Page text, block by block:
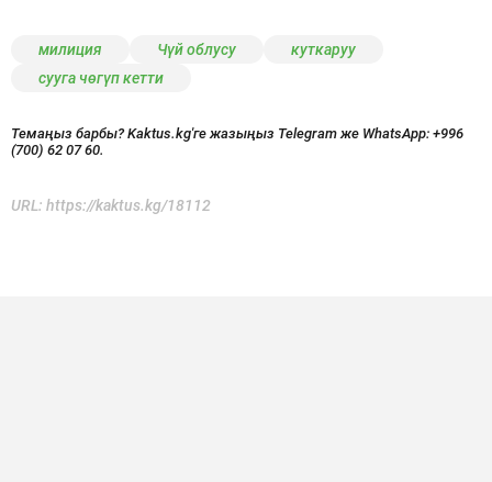
милиция Чүй облусу
куткаруу
сууга чөгүп кетти
Темаңыз барбы? Kaktus.kg'ге жазыңыз Telegram же WhatsApp: +996
(700) 62 07 60.
URL: https://kaktus.kg/18112